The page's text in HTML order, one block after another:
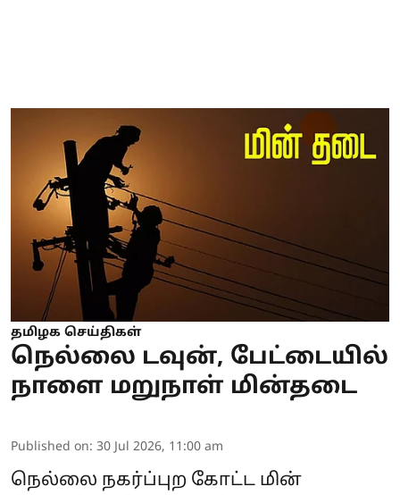
தமிழக செய்திகள்
நெல்லை டவுன், பேட்டையில்
நாளை மறுநாள் மின்தடை
Published on: 30 Jul 2026, 11:00 am
நெல்லை நகர்ப்புற கோட்ட மின்